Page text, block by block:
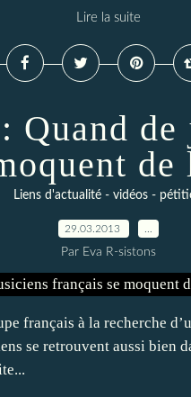
Lire la suite
Quand de
Liens d'actualité - vidéos -
29.03.2013
Par Eva R-sistons
français à la recherche
se retrouvent aussi bien